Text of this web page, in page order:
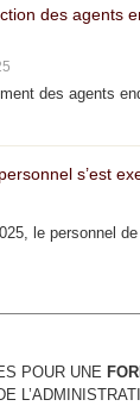
des agents
des agents
s’est
le personnel
POUR UNE